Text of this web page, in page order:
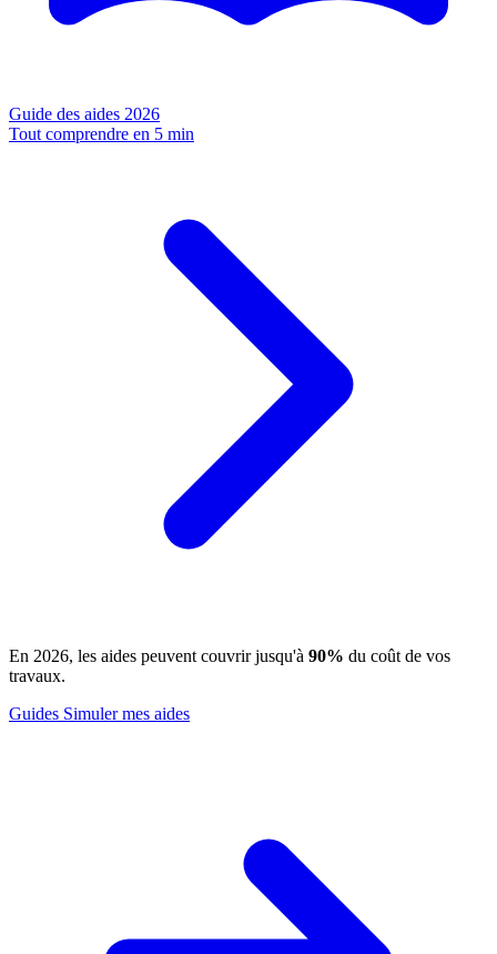
Guide des aides 2026
Tout comprendre en 5 min
En 2026, les aides peuvent couvrir jusqu'à 90% du coût de vos
travaux.
Guides Simuler mes aides